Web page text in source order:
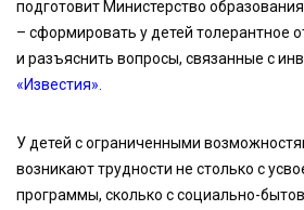
подготовит Министерство
– сформировать у детей толерантное
и разъяснить вопросы, связанные с
«Известия».
У детей с ограниченными
возникают трудности не столько с
программы, сколько с социально-